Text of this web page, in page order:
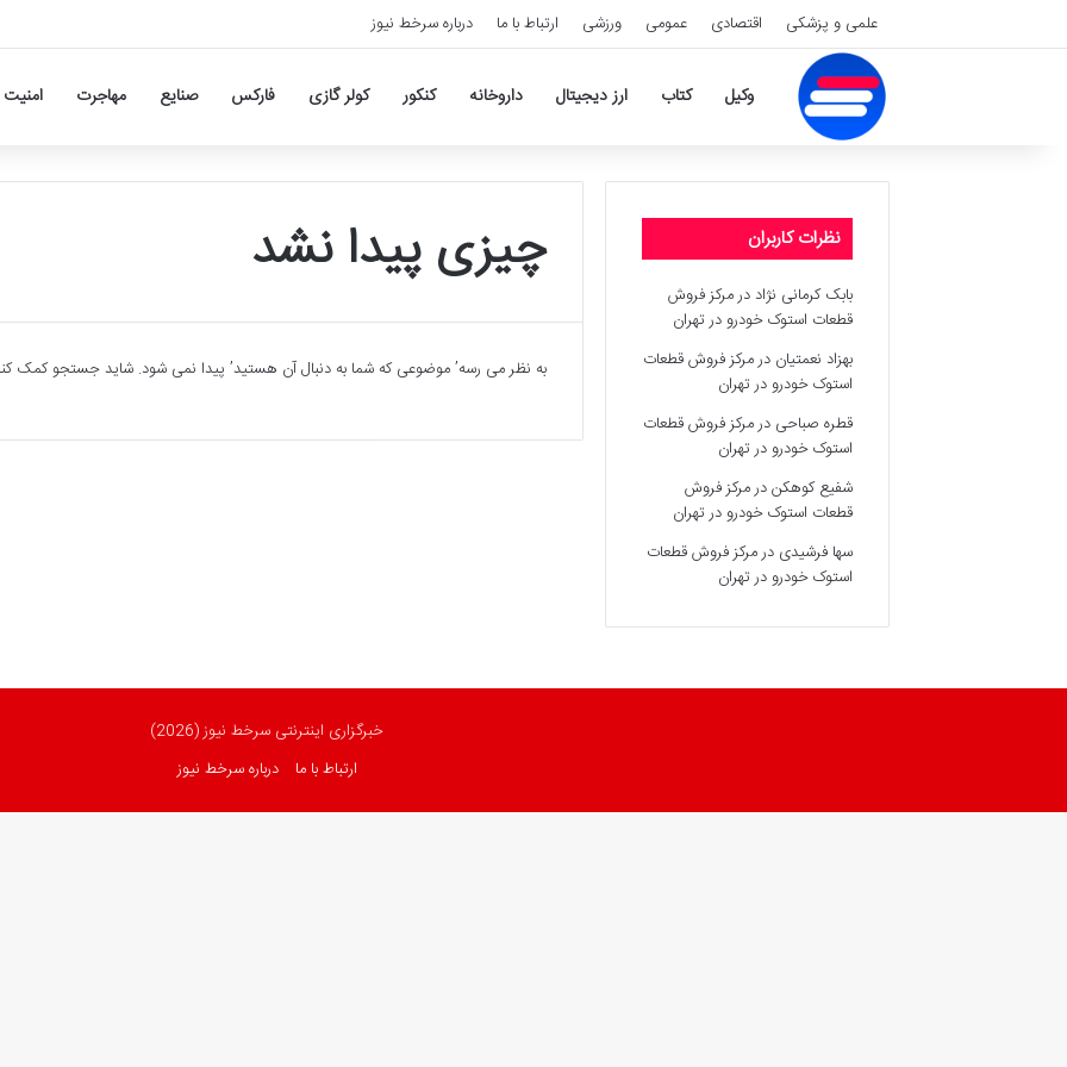
علمی و پزشکی اقتصادی عمومی ورزشی ارتباط با ما درباره سرخط نیوز
وکیل کتاب ارز دیجیتال داروخانه کنکور کولر گازی فارکس صنایع مهاجرت امنیت
چیزی پیدا نشد
به نظر می رسه’ موضوعی که شما به دنبال آن هستید’ پیدا نمی شود. شاید جستجو کمک
نظرات کاربران
بابک کرمانی نژاد درمرکز فروش
قطعات استوک خودرو در تهران
بهزاد نعمتیان درمرکز فروش قطعات
استوک خودرو در تهران
قطره صباحی درمرکز فروش قطعات
استوک خودرو در تهران
شفیع کوهکندرمرکز فروش
قطعات استوک خودرو در تهران
سها فرشیدی درمرکز فروش قطعات
استوک خودرو در تهران
خبرگزاری اینترنتی سرخط نیوز (2026)
ارتباط با ما
درباره سرخط نیوز